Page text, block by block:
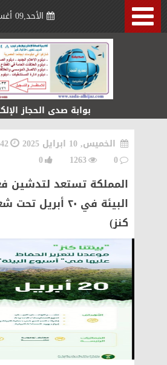
الأحد,09 أغسطس 2026
بوابة صدى الحجاز
الخميس, 10 ابرايل 2025
0
1263
0
المملكة تستعد لتدشين
البيئة في ٢٠ أبريل
كنز)